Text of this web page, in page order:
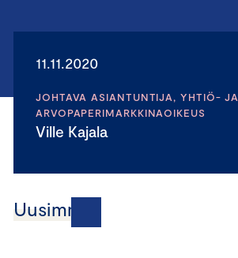
11.11.2020
JOHTAVA ASIANTUNTIJA, YHTIÖ- JA
ARVOPAPERIMARKKINAOIKEUS
Ville Kajala
Uusimmat